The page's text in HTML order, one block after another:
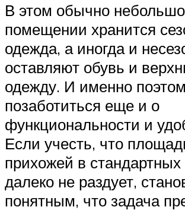
В этом обычно
помещении хранится
одежда, а иногда и
оставляют обувь и
одежду. И именно
позаботиться еще и о
функциональности и
Если учесть, что
прихожей в стандартных
далеко не раздует,
понятным, что задача